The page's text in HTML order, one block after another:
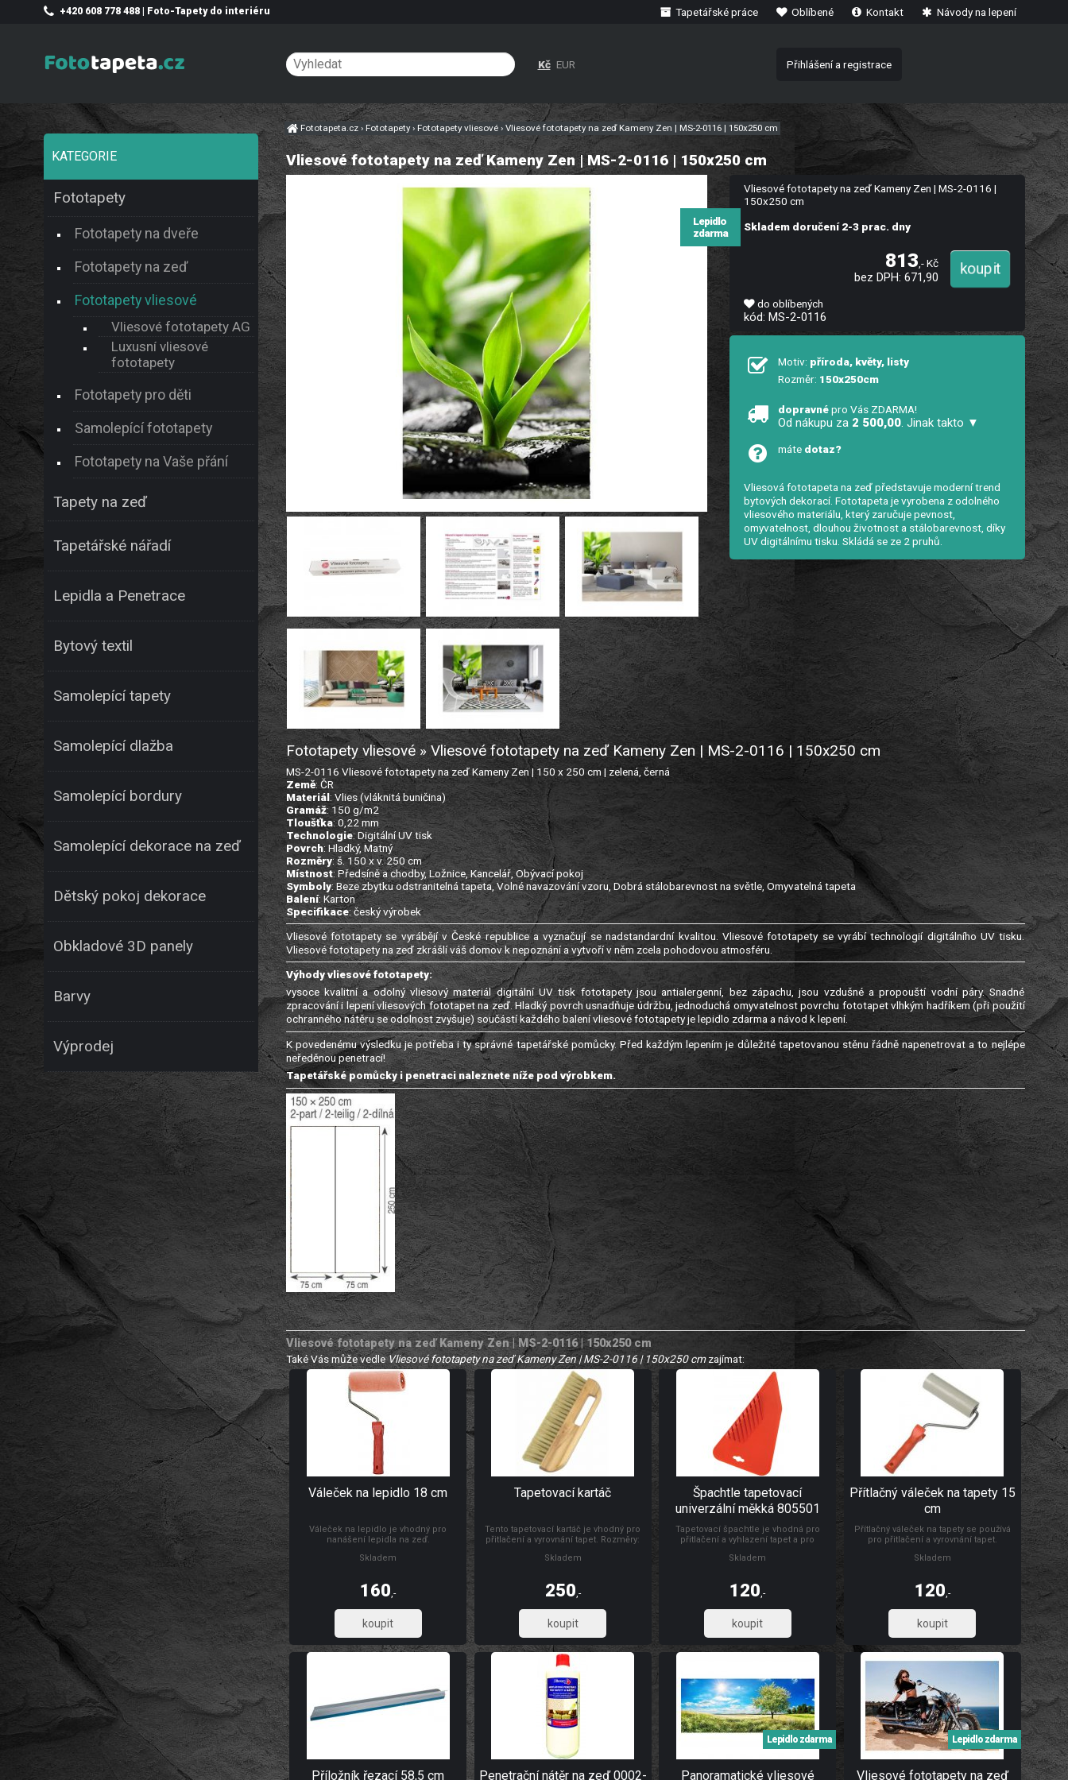
Vliesové fototapety na zeď Kameny Zen | MS-2-0116 | 150x250 cm
Vliesové fototapety na zeď Kameny Zen | MS-2-0116 |
150x250 cm
Lepidlo
zdarma
Skladem doručení 2-3 prac. dny
813 ,- Kč
bez DPH: 671,90
do oblíbených
kód: MS-2-0116
Motiv: příroda, květy, listy
Rozměr: 150x250cm
dopravnépro Vás ZDARMA!
Od nákupu za 2 500,00. Jinak takto ▼
máte dotaz?
Vliesová fototapeta na zeď představuje moderní trend
bytových dekorací. Fototapeta je vyrobena z odolného
vliesového materiálu, který zaručuje pevnost,
omyvatelnost, dlouhou životnost a stálobarevnost, díky
UV digitálnímu tisku. Skládá se ze 2 pruhů.
Fototapety vliesové » Vliesové fototapety na zeď Kameny Zen | MS-2-0116 | 150x250 cm
MS-2-0116 Vliesové fototapety na zeď Kameny Zen | 150 x 250 cm | zelená, černá
Země: ČR
Materiál: Vlies (vláknitá buničina)
Gramáž: 150 g/m2
Tloušťka: 0,22 mm
Technologie: Digitální UV tisk
Povrch: Hladký, Matný
Rozměry: š. 150 x v. 250 cm
Místnost: Předsíně a chodby, Ložnice, Kancelář, Obývací pokoj
Symboly: Beze zbytku odstranitelná tapeta, Volné navazování vzoru, Dobrá stálobarevnost na světle, Omyvatelná tapeta
Balení: Karton
Specifikace: český výrobek
Vliesové fototapety se vyrábějí v České republice a vyznačují se nadstandardní kvalitou. Vliesové fototapety se vyrábí technologií digitálního UV tisku.
Vliesové fototapety na zeď zkrášlí váš domov k nepoznání a vytvoří v něm zcela pohodovou atmosféru.
Výhody vliesové fototapety:
vysoce kvalitní a odolný vliesový materiál digitální UV tisk fototapety jsou antialergenní, bez zápachu, jsou vzdušné a propouští vodní páry. Snadné
zpracování i lepení vliesových fototapet na zeď. Hladký povrch usnadňuje údržbu, jednoduchá omyvatelnost povrchu fototapet vlhkým hadříkem (při použití
ochranného nátěru se odolnost zvyšuje) součástí každého balení vliesové fototapety je lepidlo zdarma a návod k lepení.
K povedenému výsledku je potřeba i ty správné tapetářské pomůcky. Před každým lepením je důležité tapetovanou stěnu řádně napenetrovat a to nejlépe
neředěnou penetrací!
Tapetářské pomůcky i penetraci naleznete níže pod výrobkem.
Vliesové fototapety na zeď Kameny Zen | MS-2-0116 | 150x250 cm
Také Vás může vedleVliesové fototapety na zeď Kameny Zen | MS-2-0116 | 150x250 cmzajímat:
Váleček na lepidlo 18 cm
Váleček na lepidlo je vhodný pro
nanášení lepidla na zeď.
Skladem
160 ,-
132,23
Tapetovací kartáč
Tento tapetovací kartáč je vhodný pro
přitlačení a vyrovnání tapet. Rozměry:
Skladem
250 ,-
206,61
Špachtle tapetovací
univerzální měkká 805501
Tapetovací špachtle je vhodná pro
přitlačení a vyhlazení tapet a pro
folií, s drážkou pro odříznutí tapet ve
Skladem
120 ,-
99,17
Přítlačný váleček na tapety 15
cm
Přítlačný váleček na tapety se používá
pro přitlačení a vyrovnání tapet.
je vyroben z PUR pěny, umělohmotný
Skladem
120 ,-
99,17
Příložník řezací 58,5 cm
Penetrační nátěr na zeď 0002-
Panoramatické vliesové
Lepidlo zdarma
Vliesové fototapety na zeď
Lepidlo zdarma
KATEGORIE
Fototapety
Fototapety na dveře
Fototapety na zeď
Fototapety vliesové
Vliesové fototapety AG
Luxusní vliesové
fototapety
Fototapety pro děti
Samolepící fototapety
Fototapety na Vaše přání
Tapety na zeď
Tapetářské nářadí
Lepidla a Penetrace
Bytový textil
Samolepící tapety
Samolepící dlažba
Samolepící bordury
Samolepící dekorace na zeď
Dětský pokoj dekorace
Obkladové 3D panely
Barvy
Výprodej
Tapetářské práce Oblíbené Kontakt Návody na lepení
Fototapeta.cz› Fototapety› Fototapety vliesové ›Vliesové fototapety na zeď Kameny Zen | MS-2-0116 | 150x250 cm
+420 608 778 488 | Foto-Tapety do interiéru
Kč EUR Přihlášení a registrace